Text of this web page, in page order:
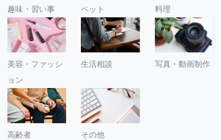
趣味・習い事 ペット 料理
美容・ファッシ
ョン
生活相談 写真・動画制作
高齢者 その他